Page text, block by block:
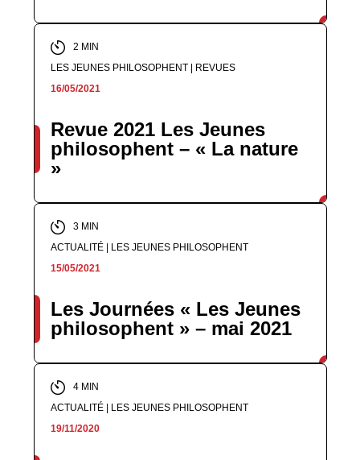
2 MIN
LES JEUNES PHILOSOPHENT | REVUES
16/05/2021
Revue 2021 Les Jeunes
philosophent – « La nature
»
3 MIN
ACTUALITÉ | LES JEUNES PHILOSOPHENT
15/05/2021
Les Journées « Les Jeunes
philosophent » – mai 2021
4 MIN
ACTUALITÉ | LES JEUNES PHILOSOPHENT
19/11/2020